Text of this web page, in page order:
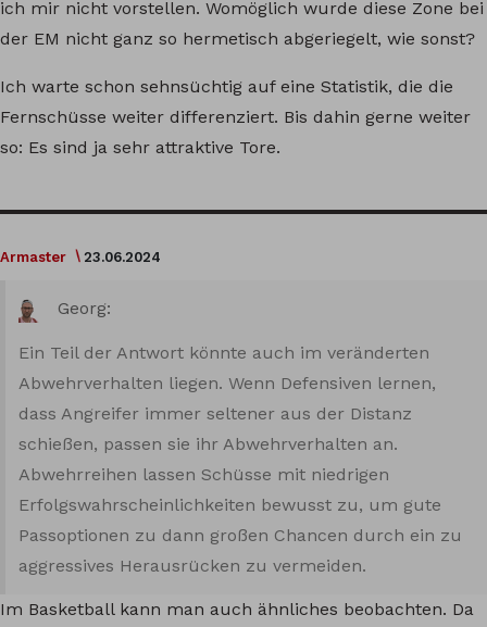
ich mir nicht vorstellen. Womöglich wurde diese Zone bei
der EM nicht ganz so hermetisch abgeriegelt, wie sonst?
Ich warte schon sehnsüchtig auf eine Statistik, die die
Fernschüsse weiter differenziert. Bis dahin gerne weiter
so: Es sind ja sehr attraktive Tore.
Armaster 23.06.2024
Georg:
Ein Teil der Antwort könnte auch im veränderten
Abwehrverhalten liegen. Wenn Defensiven lernen,
dass Angreifer immer seltener aus der Distanz
schießen, passen sie ihr Abwehrverhalten an.
Abwehrreihen lassen Schüsse mit niedrigen
Erfolgswahrscheinlichkeiten bewusst zu, um gute
Passoptionen zu dann großen Chancen durch ein zu
aggressives Herausrücken zu vermeiden.
Im Basketball kann man auch ähnliches beobachten. Da